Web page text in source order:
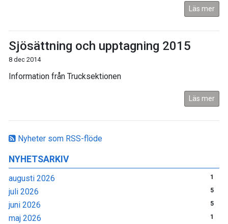
Nyheter som RSS-flöde
NYHETSARKIV
augusti 2026 1
juli 2026 5
juni 2026 5
maj 2026 1
Läs mer
Sjösättning och upptagning 2015
8 dec 2014
Information från Trucksektionen
Läs mer